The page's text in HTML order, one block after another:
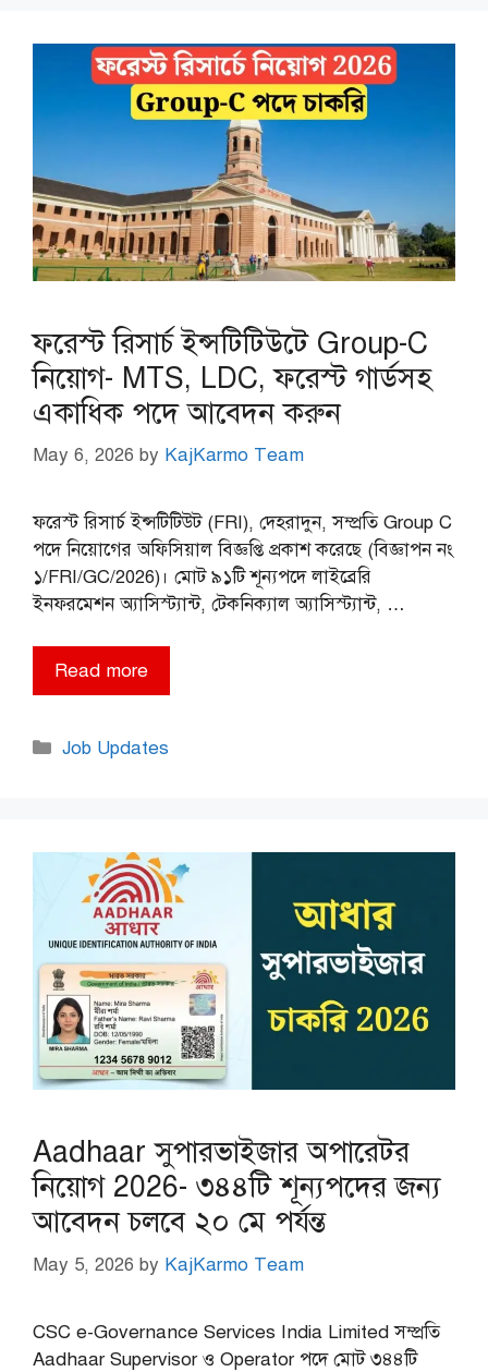
ফরেস্ট রিসার্চ ইন্সটিটিউটে Group-C
নিয়োগ- MTS, LDC, ফরেস্ট গার্ডসহ
একাধিক পদে আবেদন করুন
May 6, 2026 by KajKarmo Team
ফরেস্ট রিসার্চ ইন্সটিটিউট (FRI), দেহরাদুন, সম্প্রতি Group C
পদে নিয়োগের অফিসিয়াল বিজ্ঞপ্তি প্রকাশ করেছে (বিজ্ঞাপন নং
১/FRI/GC/2026)। মোট ৯১টি শূন্যপদে লাইব্রেরি
ইনফরমেশন অ্যাসিস্ট্যান্ট, টেকনিক্যাল অ্যাসিস্ট্যান্ট, …
Read more
Categories
Job Updates
Aadhaar সুপারভাইজার অপারেটর
নিয়োগ 2026- ৩৪৪টি শূন্যপদের জন্য
আবেদন চলবে ২০ মে পর্যন্ত
May 5, 2026 by KajKarmo Team
CSC e-Governance Services India Limited সম্প্রতি
Aadhaar Supervisor ও Operator পদে মোট ৩৪৪টি